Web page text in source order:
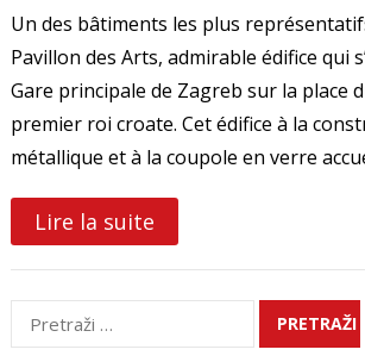
Un des bâtiments les plus
Pavillon des Arts, admirable édifice qui
Gare principale de Zagreb sur la place
premier roi croate. Cet édifice à la
métallique et à la coupole en verre
Lire la suite